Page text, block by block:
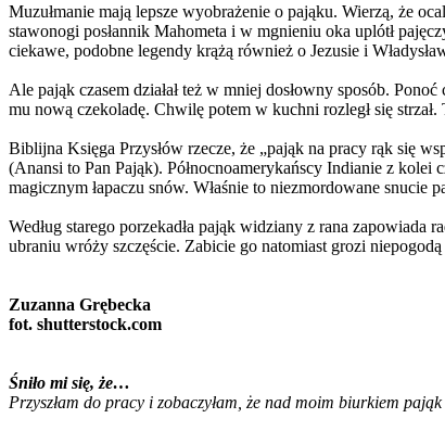
Muzułmanie mają lepsze wyobrażenie o pająku. Wierzą, że
stawonogi posłannik Mahometa i w mgnieniu oka uplótł
ciekawe, podobne legendy krążą również o Jezusie i
Ale pająk czasem działał też w mniej dosłowny sposób.
mu nową czekoladę. Chwilę potem w kuchni rozległ się
Biblijna Księga Przysłów rzecze, że „pająk na pracy rąk się
(Anansi to Pan Pająk). Północnoamerykańscy Indianie z
magicznym łapaczu snów. Właśnie to niezmordowane
Według starego porzekadła pająk widziany z rana zapowiada
ubraniu wróży szczęście. Zabicie go natomiast grozi
Zuzanna Grębecka
fot. shutterstock.com
Śniło mi się, że…
Przyszłam do pracy i zobaczyłam, że nad moim biurkiem